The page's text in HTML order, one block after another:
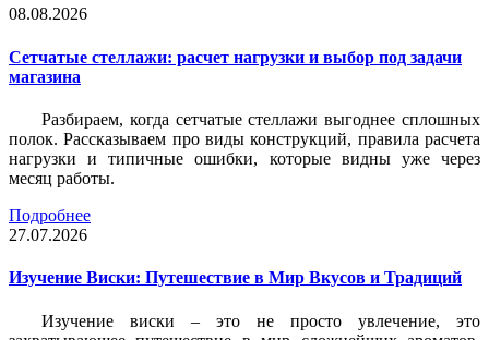
08.08.2026
Сетчатые стеллажи: расчет нагрузки и выбор под задачи
магазина
Разбираем, когда сетчатые стеллажи выгоднее сплошных
полок. Рассказываем про виды конструкций, правила расчета
нагрузки и типичные ошибки, которые видны уже через
месяц работы.
Подробнее
27.07.2026
Изучение Виски: Путешествие в Мир Вкусов и Традиций
Изучение виски – это не просто увлечение, это